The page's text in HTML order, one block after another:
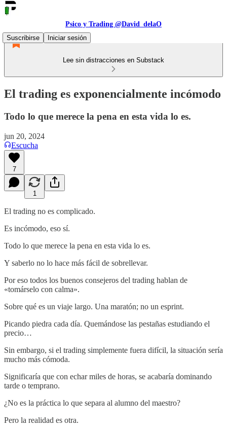
Psico y Trading @David_delaO
Suscribirse
Iniciar sesión
Lee sin distracciones en Substack
El trading es exponencialmente incómodo
Todo lo que merece la pena en esta vida lo es.
jun 20, 2024
Escucha
7
1
El trading no es complicado.
Es incómodo, eso sí.
Todo lo que merece la pena en esta vida lo es.
Y saberlo no lo hace más fácil de sobrellevar.
Por eso todos los buenos consejeros del trading hablan de
«tomárselo con calma».
Sobre qué es un viaje largo. Una maratón; no un esprint.
Picando piedra cada día. Quemándose las pestañas estudiando el
precio…
Sin embargo, si el trading simplemente fuera difícil, la situación sería
mucho más cómoda.
Significaría que con echar miles de horas, se acabaría dominando
tarde o temprano.
¿No es la práctica lo que separa al alumno del maestro?
Pero la realidad es otra.